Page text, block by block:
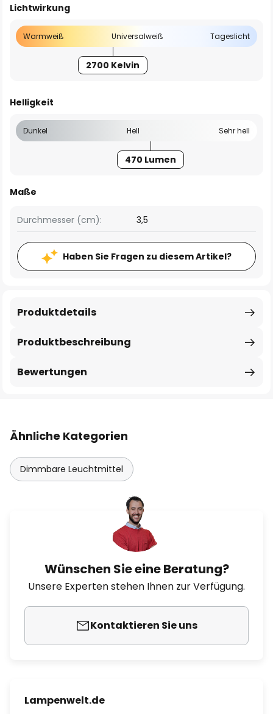
Lichtwirkung
Warmweiß Universalweiß Tageslicht
2700 Kelvin
Helligkeit
Dunkel Hell Sehr hell
470 Lumen
Maße
Durchmesser (cm): 3,5
Haben Sie Fragen zu diesem Artikel?
Produktbeschreibung
Produktdetails
Bewertungen
Ähnliche Kategorien
Dimmbare Leuchtmittel
Wünschen Sie eine Beratung?
Unsere Experten stehen Ihnen zur Verfügung.
Kontaktieren Sie uns
Lampenwelt.de